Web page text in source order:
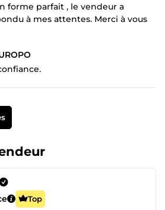
forme parfait , le vendeur a
à mes attentes. Merci à vous
Top